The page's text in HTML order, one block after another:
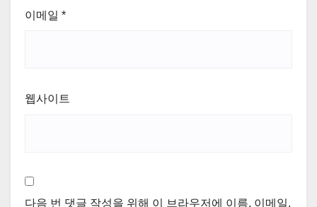
이메일 *
웹사이트
다음 번 댓글 작성을 위해 이 브라우저에 이름, 이메일,